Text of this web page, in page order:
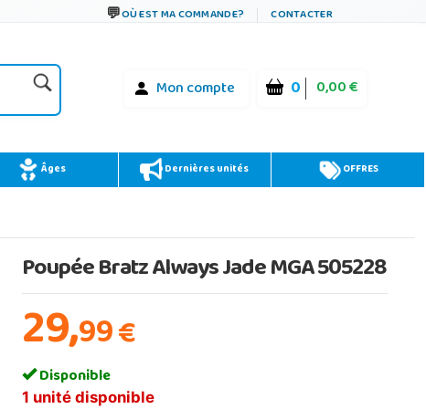
OÙ EST MA COMMANDE? CONTACTER
Mon compte 0 0,00 €
Âges Dernières unités OFFRES
Poupée Bratz Always Jade MGA 505228
29,99€
Disponible
1 unité disponible